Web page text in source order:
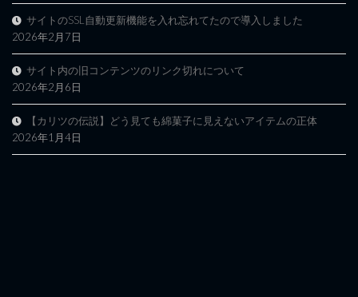
サイトのSSL自動更新機能を入れ忘れてたので導入しました
2026年2月7日
サイト内の旧コンテンツのリンク切れについて
2026年2月6日
【カリツの伝説】どう見ても綿菓子に見えないアイテムの正体
2026年1月4日